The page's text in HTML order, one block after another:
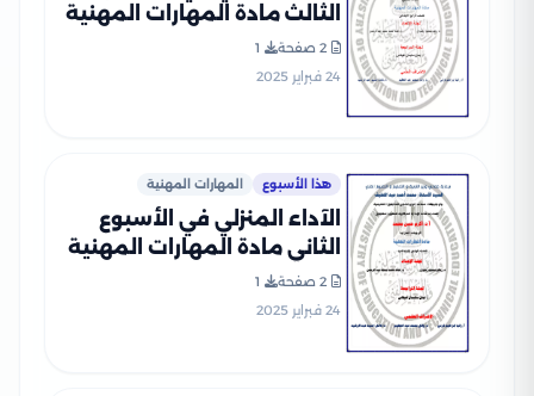
الثالث مادة المهارات المهنية
للصف الرابع الإبتدائي الترم
الثاني 2025 بصيغة PDF
2 صفحة
1
24 فبراير 2025
هذا الأسبوع المهارات المهنية
الآداء المنزلي في الأسبوع
الثاني مادة المهارات المهنية
للصف الرابع الإبتدائي الترم
الثاني 2025 بصيغة PDF
2 صفحة
1
24 فبراير 2025